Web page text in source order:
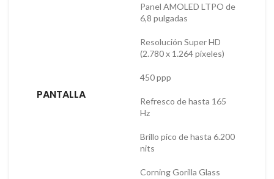
PANTALLA
Panel AMOLED LTPO de
6,8 pulgadas
Resolución Super HD
(2.780 x 1.264 píxeles)
450 ppp
Refresco de hasta 165
Hz
Brillo pico de hasta 6.200
nits
Corning Gorilla Glass